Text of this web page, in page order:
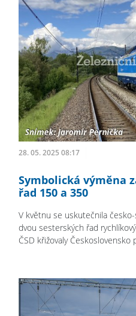
28. 05. 2025 08:17
Symbolická výměna
řad 150 a 350
V květnu se uskutečnila
dvou sesterských řad
ČSD křižovaly Československo